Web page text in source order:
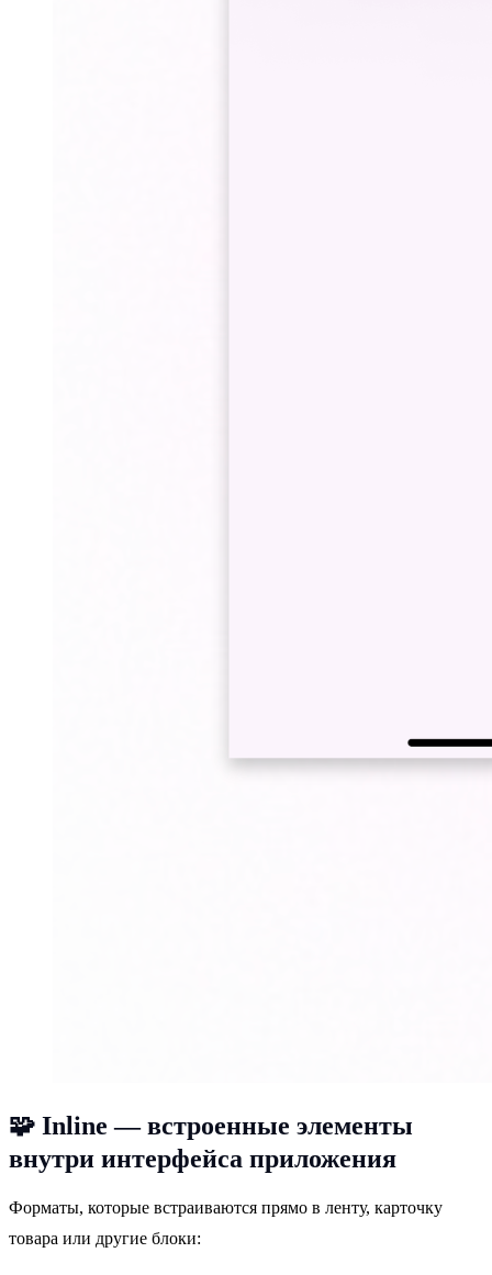
🧩 Inline — встроенные элементы
внутри интерфейса приложения
Форматы, которые встраиваются прямо в ленту, карточку
товара или другие блоки: